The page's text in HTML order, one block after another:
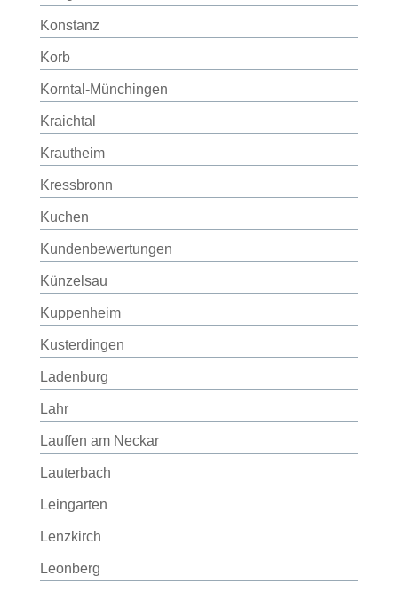
Konstanz
Korb
Korntal-Münchingen
Kraichtal
Krautheim
Kressbronn
Kuchen
Kundenbewertungen
Künzelsau
Kuppenheim
Kusterdingen
Ladenburg
Lahr
Lauffen am Neckar
Lauterbach
Leingarten
Lenzkirch
Leonberg